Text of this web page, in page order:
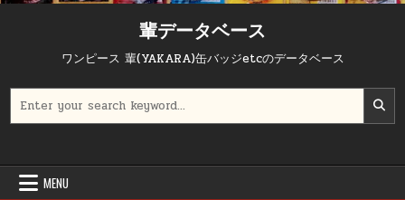
輩データベース
ワンピース 輩(YAKARA)缶バッジetcのデータベース
MENU